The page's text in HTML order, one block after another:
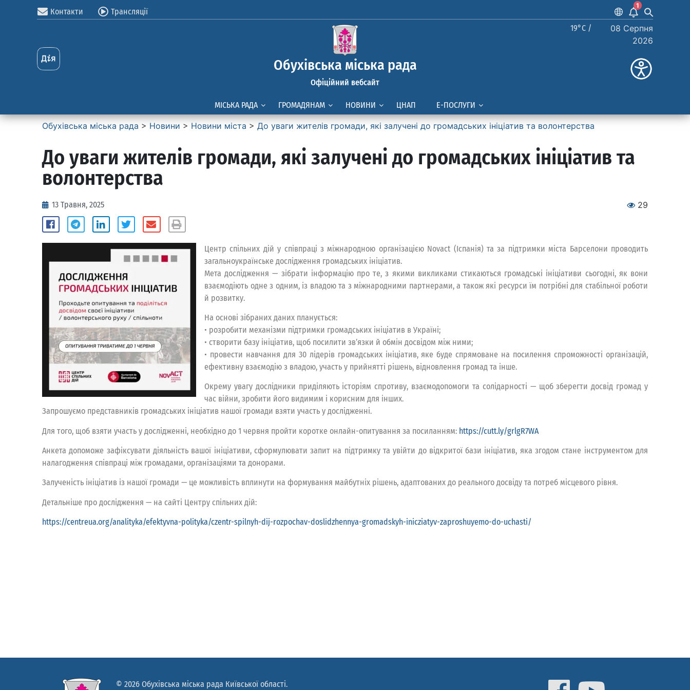
Контакти Трансляції
1
Обухівська міська рада
Офіційний вебсайт
19°C /
08 Серпня
2026
МІСЬКА РАДА ГРОМАДЯНАМ НОВИНИ ЦНАП Е-ПОСЛУГИ
Обухівська міська рада > Новини > Новини міста > До уваги жителів громади, які залучені до громадських ініціатив та волонтерства
До уваги жителів громади, які залучені до громадських ініціатив та
волонтерства
13 Травня, 2025 29
Центр спільних дій у співпраці з міжнародною організацією Novact (Іспанія) та за підтримки міста Барселони проводить
загальноукраїнське дослідження громадських ініціатив.
Мета дослідження — зібрати інформацію про те, з якими викликами стикаються громадські ініціативи сьогодні, як вони
взаємодіють одне з одним, із владою та з міжнародними партнерами, а також які ресурси їм потрібні для стабільної роботи
й розвитку.
На основі зібраних даних планується:
• розробити механізми підтримки громадських ініціатив в Україні;
• створити базу ініціатив, щоб посилити зв’язки й обмін досвідом між ними;
• провести навчання для 30 лідерів громадських ініціатив, яке буде спрямоване на посилення спроможності організацій,
ефективну взаємодію з владою, участь у прийнятті рішень, відновлення громад та інше.
Окрему увагу дослідники приділяють історіям спротиву, взаємодопомоги та солідарності — щоб зберегти досвід громад у
час війни, зробити його видимим і корисним для інших.
Запрошуємо представників громадських ініціатив нашої громади взяти участь у дослідженні.
Для того, щоб взяти участь у дослідженні, необхідно до 1 червня пройти коротке онлайн-опитування за посиланням: https://cutt.ly/grlgR7WA
Анкета допоможе зафіксувати діяльність вашої ініціативи, сформулювати запит на підтримку та увійти до відкритої бази ініціатив, яка згодом стане інструментом для
налагодження співпраці між громадами, організаціями та донорами.
Залученість ініціатив із нашої громади — це можливість вплинути на формування майбутніх рішень, адаптованих до реального досвіду та потреб місцевого рівня.
Детальніше про дослідження — на сайті Центру спільних дій:
https://centreua.org/analityka/efektyvna-polityka/czentr-spilnyh-dij-rozpochav-doslidzhennya-gromadskyh-inicziatyv-zaproshuyemo-do-uchasti/
© 2026 Обухівська міська рада Київської області.